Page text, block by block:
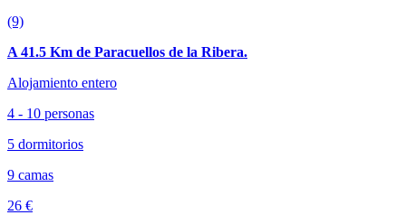
(9)
A 41.5 Km de Paracuellos de la Ribera.
Alojamiento entero
4 - 10 personas
5 dormitorios
9 camas
26 €